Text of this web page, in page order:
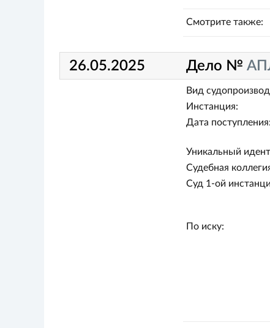
Смотрите также:
26.05.2025 Дело №
Вид
Инстанция:
Дата поступления:
Уникальный
Судебная
Суд 1-ой
По иску: